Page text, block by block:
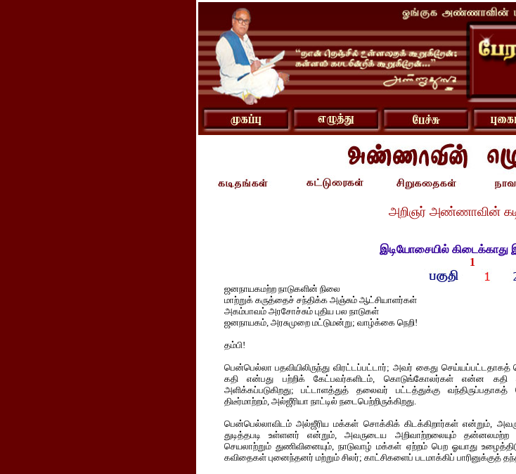
அறிஞர் அண்ணாவின்
இடியோசையில் கிடைக்காது
1
ஜனநாயகமற்ற நாடுகளின் நிலை
மாற்றுக் கருத்தைச் சந்திக்க அஞ்சும் ஆட்சியாளர்கள்
அகம்பாவம் அரசோச்சும் புதிய பல நாடுகள்
ஜனநாயகம், அரசுமுறை மட்டுமன்று; வாழ்க்கை நெறி!
தம்பி!
பென்பெல்லா பதவியிலிருந்து விரட்டப்பட்டார்; அவர் கைது செய்யப்பட்டதாகத்
கதி என்பது பற்றிக் கேட்பவர்களிடம், கொடுங்கோலர்கள் என்ன கதி
அளிக்கப்படுகிறது; பட்டாளத்துத் தலைவர் பட்டத்துக்கு வந்திருப்பதாகத்
திடீர்மாற்றம், அல்ஜீரியா நாட்டில் நடைபெற்றிருக்கிறது.
பென்பெல்லாவிடம் அல்ஜீரிய மக்கள் சொக்கிக் கிடக்கிறார்கள் என்றும்,
துடித்தபடி உள்ளனர் என்றும், அவருடைய அறிவாற்றலையும்
செயலாற்றும் துணிவினையும், நாடுவாழ் மக்கள் ஏற்றம் பெற ஓயாது
கவிதைகள் புனைந்தனர் மற்றும் சிலர்; காட்சிகளைப் படமாக்கிப் பாரினுக்குத்